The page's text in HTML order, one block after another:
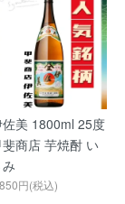
美 1800ml 25度
斐商店 芋焼酎 い
み
円(税込)